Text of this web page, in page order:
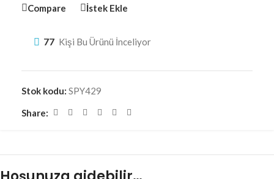
Compare İstek Ekle
77 Kişi Bu Ürünü İnceliyor
Stok kodu: SPY429
Share: